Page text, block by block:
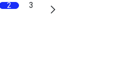
2 3